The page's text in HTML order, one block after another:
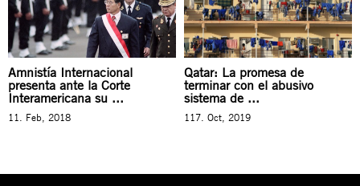
Amnistía Internacional
presenta ante la Corte
Interamericana su ...
11. Feb, 2018
Qatar: La promesa de
terminar con el abusivo
sistema de ...
117. Oct, 2019